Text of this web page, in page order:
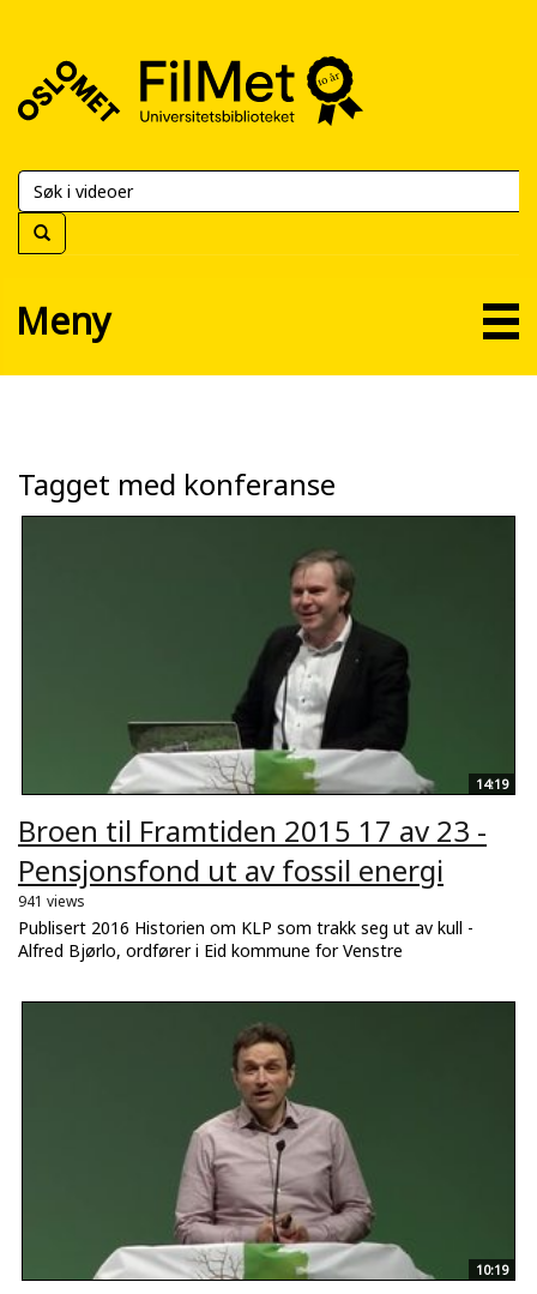
FilMet
Universitetsbiblioteket
Meny
Tagget med konferanse
14:19
Broen til Framtiden 2015 17 av 23 -
Pensjonsfond ut av fossil energi
941 views
Publisert 2016 Historien om KLP som trakk seg ut av kull -
Alfred Bjørlo, ordfører i Eid kommune for Venstre
10:19